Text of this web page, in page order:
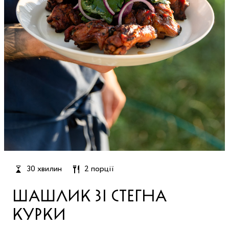
30 хвилин 2 порції
ШАШЛИК ЗІ СТЕГНА
КУРКИ